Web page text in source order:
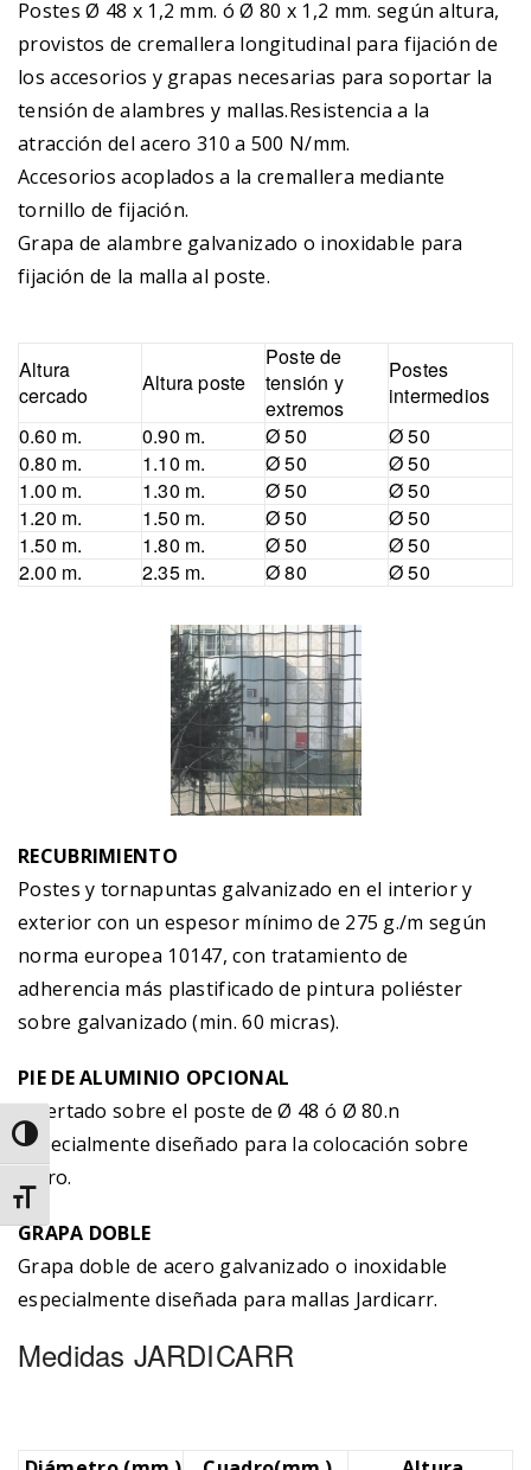
Alternar alto contraste
Alternar tamaño de letra
Postes Ø 48 x 1,2 mm. ó Ø 80 x 1,2 mm. según altura,
provistos de cremallera longitudinal para fijación de
los accesorios y grapas necesarias para soportar la
tensión de alambres y mallas.Resistencia a la
atracción del acero 310 a 500 N/mm.
Accesorios acoplados a la cremallera mediante
tornillo de fijación.
Grapa de alambre galvanizado o inoxidable para
fijación de la malla al poste.
Altura
cercado
Altura poste
Poste de
tensión y
extremos
Postes
intermedios
0.60 m.
0.90 m. Ø 50
Ø 50
0.80 m.
1.10 m. Ø 50
Ø 50
1.00 m.
1.30 m. Ø 50
Ø 50
1.20 m.
1.50 m. Ø 50
Ø 50
1.50 m.
1.80 m. Ø 50
Ø 50
2.00 m.
2.35 m. Ø 80 Ø 50
RECUBRIMIENTO
Postes y tornapuntas galvanizado en el interior y
exterior con un espesor mínimo de 275 g./m según
norma europea 10147, con tratamiento de
adherencia más plastificado de pintura poliéster
sobre galvanizado (min. 60 micras).
PIE DE ALUMINIO OPCIONAL
Insertado sobre el poste de Ø 48 ó Ø 80.n
Especialmente diseñado para la colocación sobre
muro.
GRAPA DOBLE
Grapa doble de acero galvanizado o inoxidable
especialmente diseñada para mallas Jardicarr.
Medidas JARDICARR